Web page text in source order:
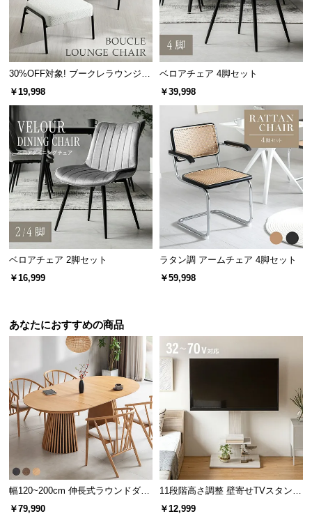
o.,
30%OFF対象! ブークレラウンジチ
ェア
￥19,998
ベロアチェア 4脚セット
￥39,998
ベロアチェア 2脚セット
￥16,999
ラタン調 アームチェア 4脚セット
￥59,998
あなたにおすすめの商品
幅120~200cm 伸長式ラウンドダイ
ニングテーブル 6人掛け 天然木突
￥79,990
11段階高さ調整 壁寄せTVスタンド
キャスター付き 上下左右角度調節
￥12,999